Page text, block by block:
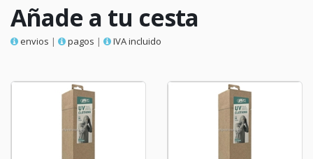
Añade a tu cesta
envios | pagos | IVA incluido